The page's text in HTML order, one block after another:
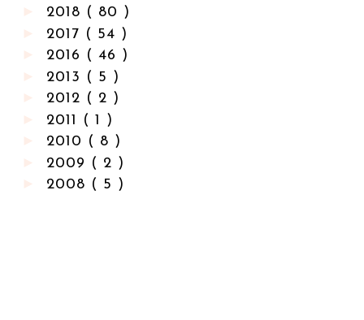
2018 ( 80 )
2017 ( 54 )
2016 ( 46 )
2013 ( 5 )
2012 ( 2 )
2011 ( 1 )
2010 ( 8 )
2009 ( 2 )
2008 ( 5 )